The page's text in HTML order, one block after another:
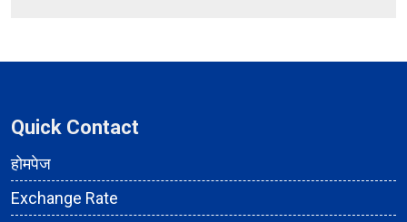
Quick Contact
होमपेज
Exchange Rate